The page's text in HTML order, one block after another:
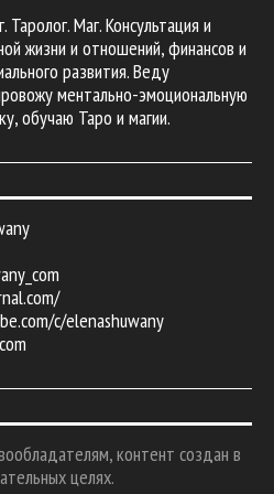
Таролог. Маг. Консультация и
жизни и отношений, финансов и
развития. Веду
ментально-эмоциональную
обучаю Таро и магии.
c/elenashuwany
контент создан в
целях.